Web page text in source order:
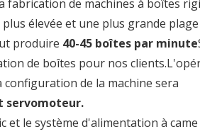
de machines à boîtes
élevée et une plus grande plage
produire 40-45 boîtes par minute
de boîtes pour nos
de la machine sera
servomoteur.
le système d'alimentation à came